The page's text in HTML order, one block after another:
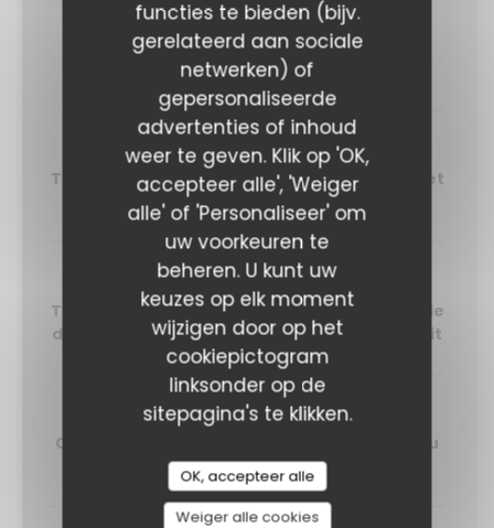
functies te bieden (bijv.
gerelateerd aan sociale
netwerken) of
gepersonaliseerde
advertenties of inhoud
weer te geven. Klik op 'OK,
accepteer alle', 'Weiger
alle' of 'Personaliseer' om
uw voorkeuren te
beheren. U kunt uw
keuzes op elk moment
wijzigen door op het
cookiepictogram
linksonder op de
sitepagina's te klikken.
OK, accepteer alle
Weiger alle cookies
Betterave, shiso et riz vinaigré aux algues
PLATS
Échine de porc
Tomates cerises rôties, freekeh aux herbes et
jus de viande
Poisson du jour
Tapenade noire, mini courgette grillée, salade
d’herbes et sauce vierge tomate citron confit
Aubergine marinée
Œuf mollet, riz noir, pickles et mayonnaise au
wasabi